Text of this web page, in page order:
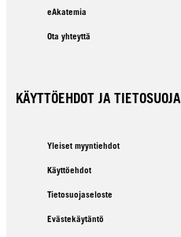
eAkatemia
Ota yhteyttä
KÄYTTÖEHDOT JA TIETOSUOJA
Yleiset myyntiehdot
Käyttöehdot
Tietosuojaseloste
Evästekäytäntö